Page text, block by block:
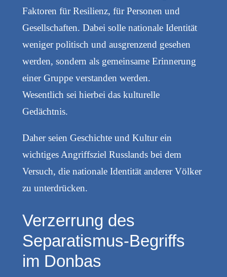
Faktoren für Resilienz, für Personen und
Gesellschaften. Dabei solle nationale Identität
weniger politisch und ausgrenzend gesehen
werden, sondern als gemeinsame Erinnerung
einer Gruppe verstanden werden.
Wesentlich sei hierbei das kulturelle
Gedächtnis.
Daher seien Geschichte und Kultur ein
wichtiges Angriffsziel Russlands bei dem
Versuch, die nationale Identität anderer Völker
zu unterdrücken.
Verzerrung des
Separatismus-Begriffs
im Donbas